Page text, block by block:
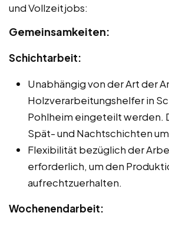
und Vollzeitjobs:
Gemeinsamkeiten:
Schichtarbeit:
Unabhängig von der Art der
Holzverarbeitungshelfer in
Pohlheim eingeteilt werden.
Spät- und Nachtschichten
Flexibilität bezüglich der
erforderlich, um den
aufrechtzuerhalten.
Wochenendarbeit: